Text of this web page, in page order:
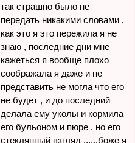
так страшно было не
передать никакими словами ,
как это я это пережила я не
знаю , последние дни мне
кажеться я вообще плохо
соображала я даже и не
представить не могла что его
не будет , и до последний
делала ему уколы и кормила
его бульоном и пюре , но его
стеклянный взгляд ......боже я